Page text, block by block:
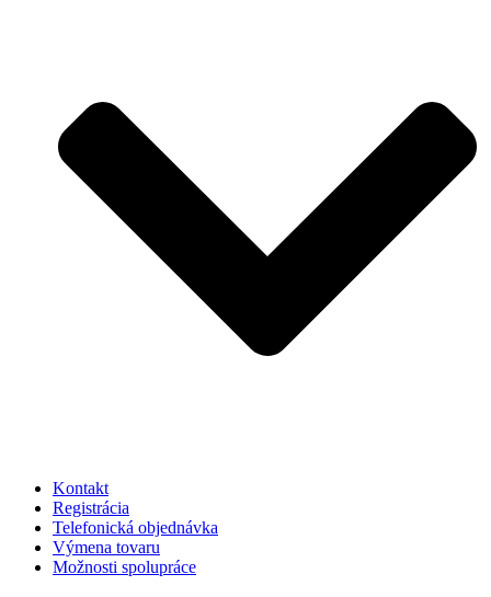
Kontakt
Registrácia
Telefonická objednávka
Výmena tovaru
Možnosti spolupráce